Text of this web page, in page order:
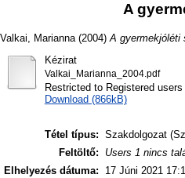
A
Valkai, Marianna (2004) A gyermekjóléti
Kézirat
Valkai_Marianna_2004.pdf
Restricted to Registered users
Download (866kB)
Tétel típus: Szakdolgozat
Feltöltő:
Users 1 nincs
Elhelyezés dátuma:
17 Júni 2021